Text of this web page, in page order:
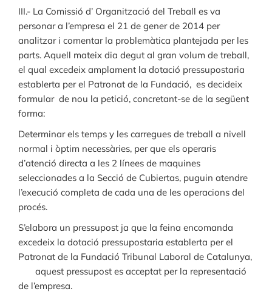
III.- La Comissió d’ Organització del Treball es va
personar a l’empresa el 21 de gener de 2014 per
analitzar i comentar la problemàtica plantejada per les
parts. Aquell mateix dia degut al gran volum de treball,
el qual excedeix amplament la dotació pressupostaria
establerta per el Patronat de la Fundació, es decideix
formular de nou la petició, concretant-se de la següent
forma:
Determinar els temps y les carregues de treball a nivell
normal i òptim necessàries, per que els operaris
d’atenció directa a les 2 línees de maquines
seleccionades a la Secció de Cubiertas, puguin atendre
l’execució completa de cada una de les operacions del
procés.
S’elabora un pressupost ja que la feina encomanda
excedeix la dotació pressupostaria establerta per el
Patronat de la Fundació Tribunal Laboral de Catalunya,
aquest pressupost es acceptat per la representació
de l’empresa.